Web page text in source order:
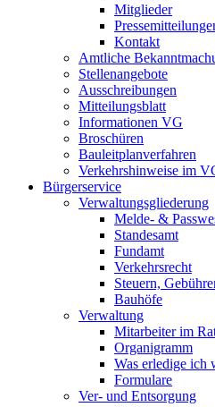
Mitglieder
Kontakt
Amtliche
Stellenangebote
Ausschreibungen
Mitteilungsblatt
Informationen VG
Broschüren
Bauleitplanverfahren
Verkehrshinweise im
Bürgerservice
Verwaltungsgliederung
Melde- &
Standesamt
Fundamt
Verkehrsrecht
Steuern,
Bauhöfe
Verwaltung
Mitarbeiter im
Organigramm
Was erledige ich
Formulare
Ver- und Entsorgung